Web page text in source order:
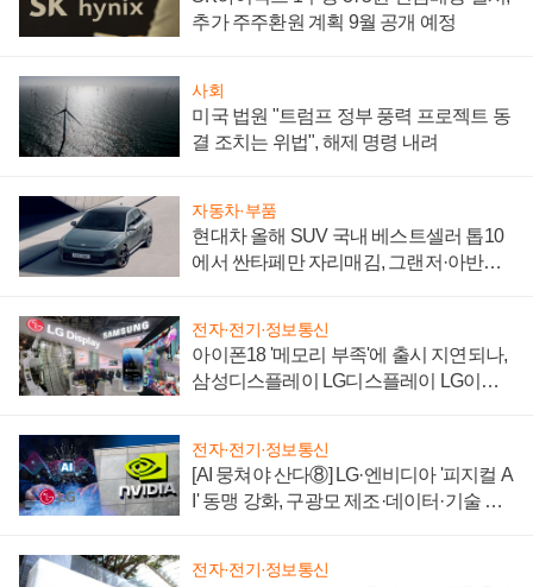
추가 주주환원 계획 9월 공개 예정
사회
미국 법원 "트럼프 정부 풍력 프로젝트 동
결 조치는 위법", 해제 명령 내려
자동차·부품
현대차 올해 SUV 국내 베스트셀러 톱10
에서 싼타페만 자리매김, 그랜저·아반떼
전자·전기·정보통신
아이폰18 '메모리 부족'에 출시 지연되나,
삼성디스플레이 LG디스플레이 LG이노
전자·전기·정보통신
[AI 뭉쳐야 산다⑧] LG·엔비디아 '피지컬 A
I' 동맹 강화, 구광모 제조·데이터·기술 결
전자·전기·정보통신